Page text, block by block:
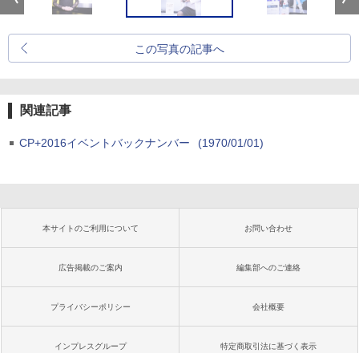
この写真の記事へ
関連記事
CP+2016イベントバックナンバー (1970/01/01)
本サイトのご利用について お問い合わせ
広告掲載のご案内 編集部へのご連絡
プライバシーポリシー 会社概要
インプレスグループ 特定商取引法に基づく表示